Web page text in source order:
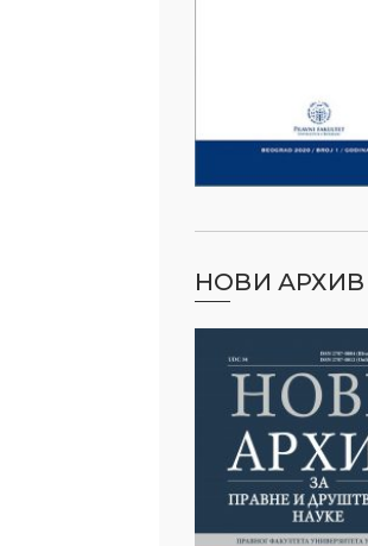
НОВИ АРХИВ